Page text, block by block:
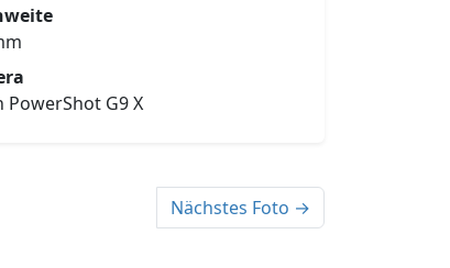
PowerShot G9 X
Nächstes Foto →